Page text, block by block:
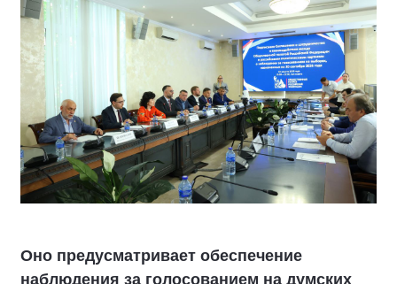
Оно предусматривает обеспечение
наблюдения за голосованием на думских